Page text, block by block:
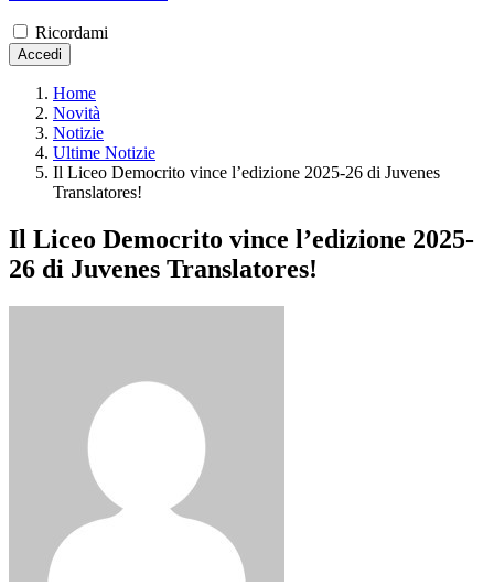
Ricordami
Accedi
Home
Novità
Notizie
Ultime Notizie
Il Liceo Democrito vince l’edizione 2025-26 di Juvenes
Translatores!
Il Liceo Democrito vince l’edizione 2025-
26 di Juvenes Translatores!